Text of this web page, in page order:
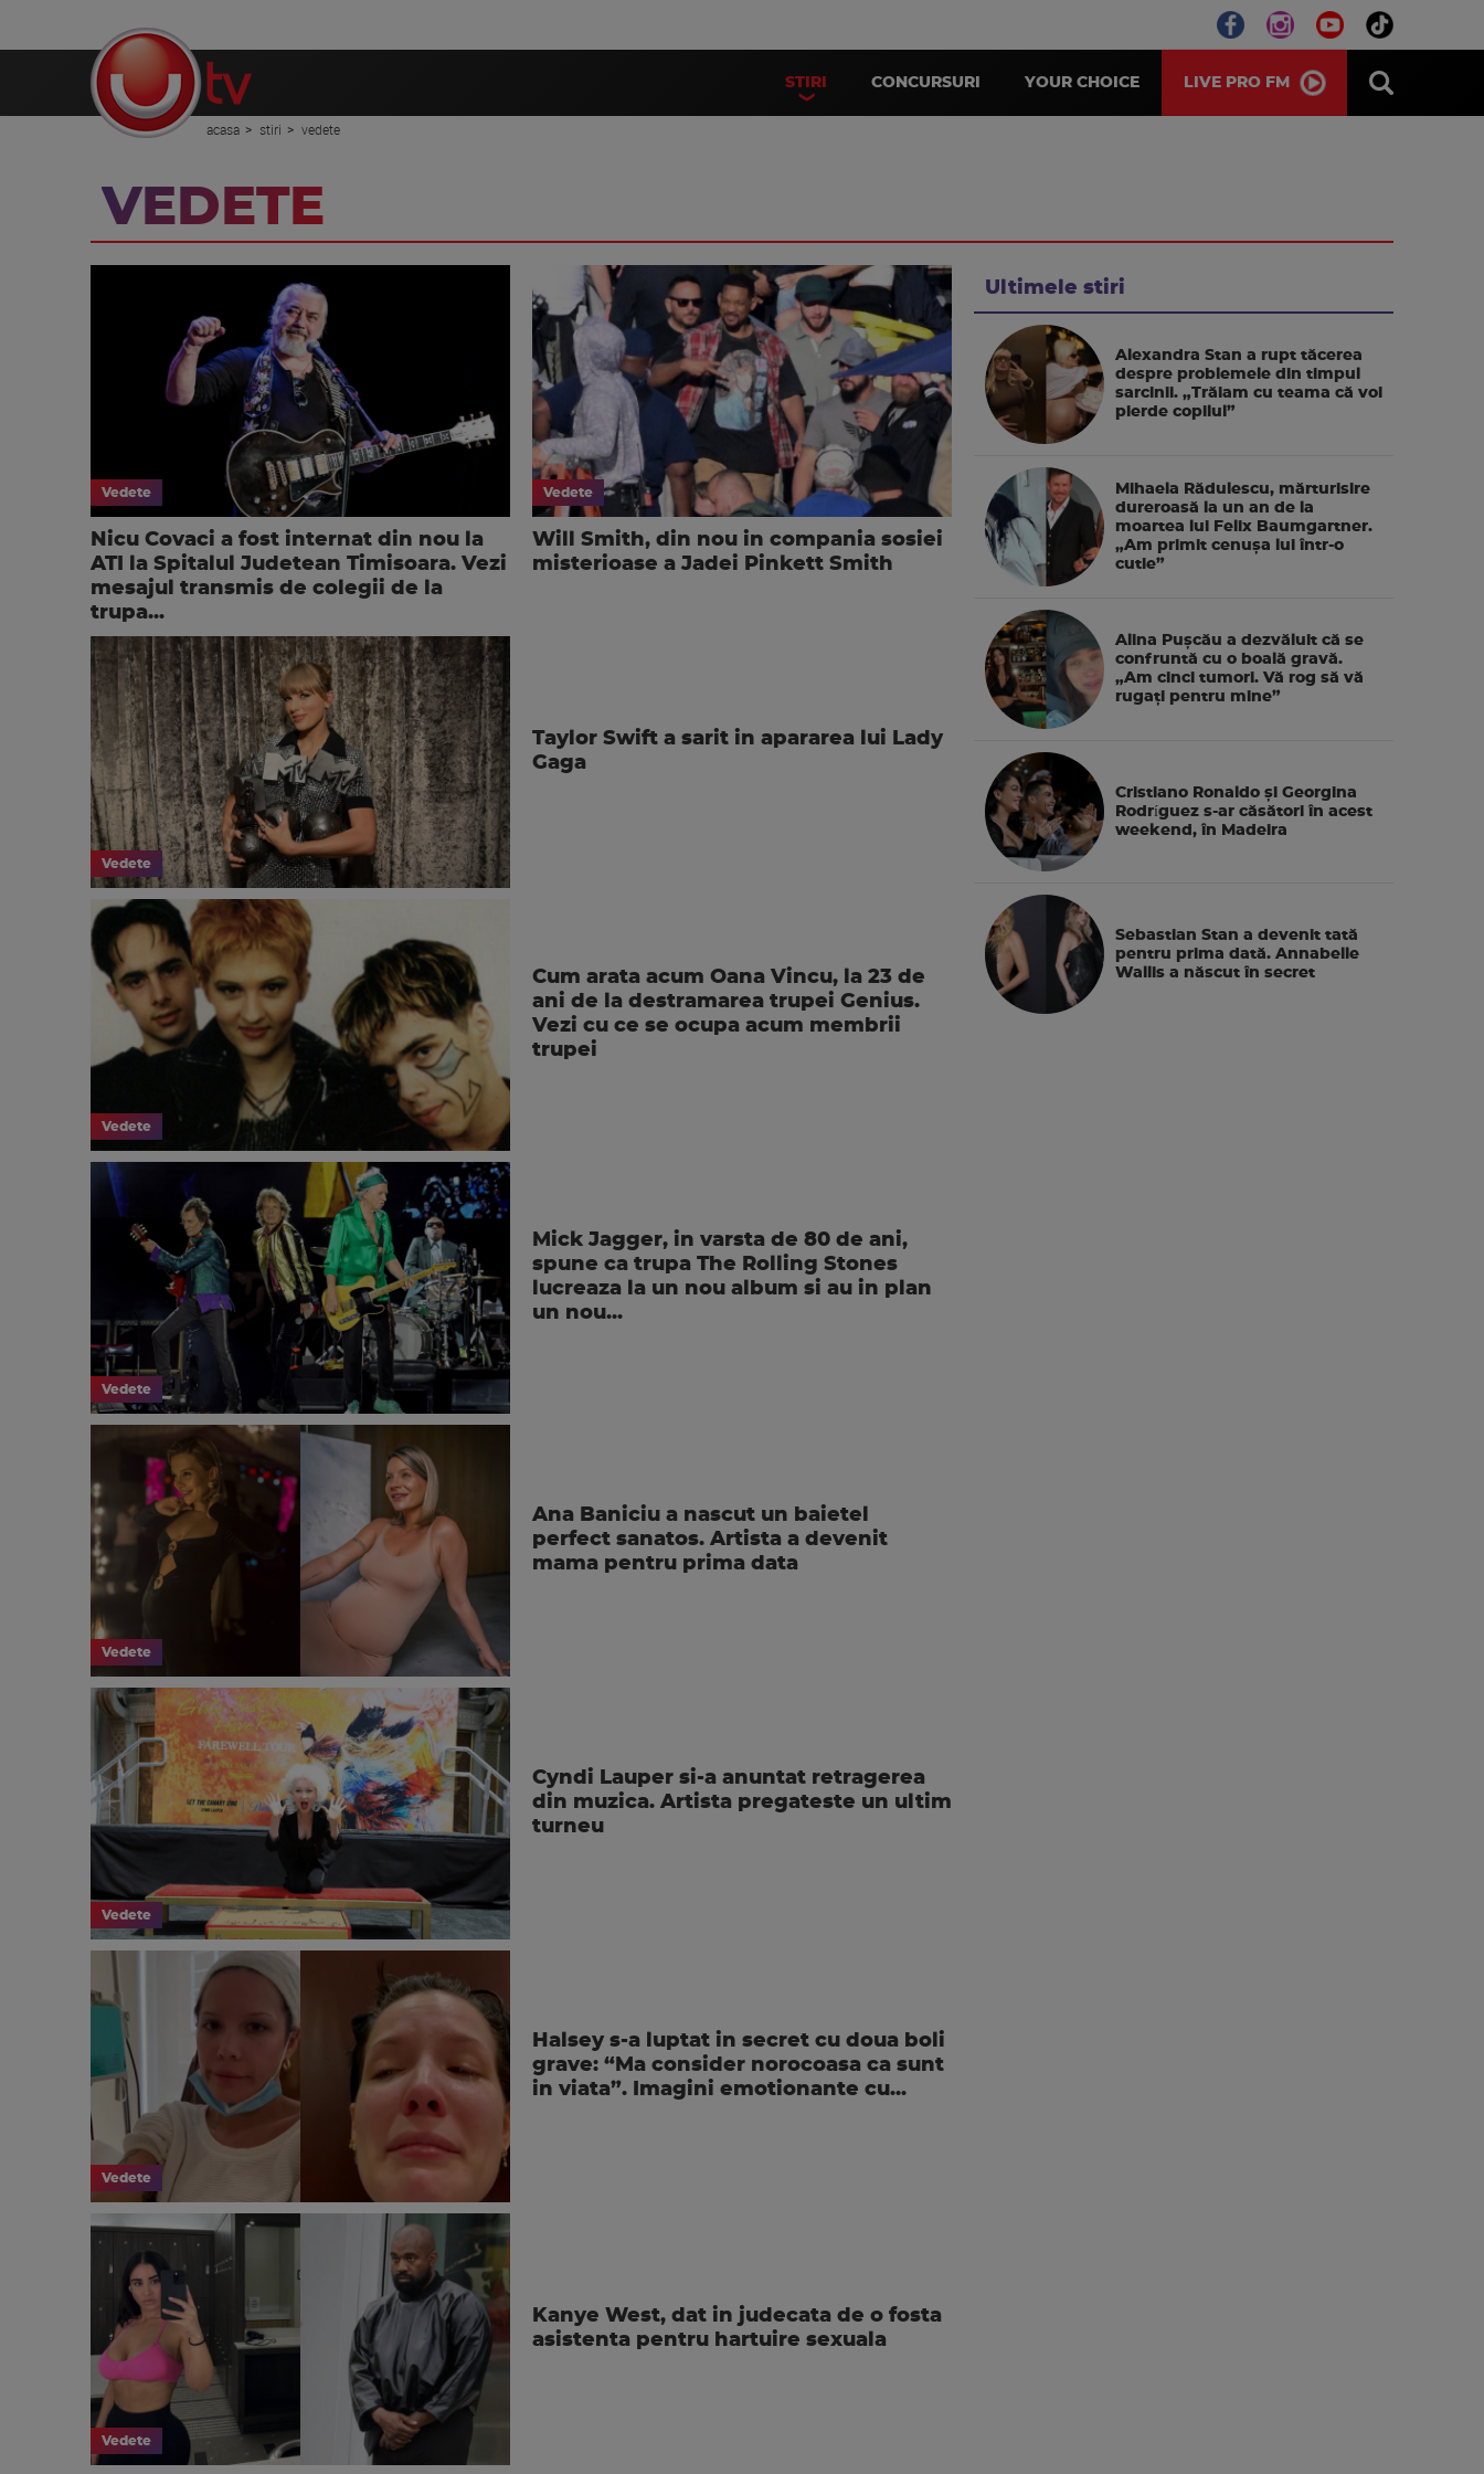
STIRI CONCURSURI YOUR CHOICE LIVE PRO FM
acasa stiri vedete
VEDETE
Vedete
Nicu Covaci a fost internat din nou la
ATI la Spitalul Judetean Timisoara. Vezi
mesajul transmis de colegii de la
trupa...
Vedete
Will Smith, din nou in compania sosiei
misterioase a Jadei Pinkett Smith
Vedete
Taylor Swift a sarit in apararea lui Lady
Gaga
Vedete
Cum arata acum Oana Vincu, la 23 de
ani de la destramarea trupei Genius.
Vezi cu ce se ocupa acum membrii
trupei
Vedete
Mick Jagger, in varsta de 80 de ani,
spune ca trupa The Rolling Stones
lucreaza la un nou album si au in plan
un nou...
Vedete
Ana Baniciu a nascut un baietel
perfect sanatos. Artista a devenit
mama pentru prima data
Vedete
Cyndi Lauper si-a anuntat retragerea
din muzica. Artista pregateste un ultim
turneu
Vedete
Halsey s-a luptat in secret cu doua boli
grave: “Ma consider norocoasa ca sunt
in viata”. Imagini emotionante cu...
Vedete
Kanye West, dat in judecata de o fosta
asistenta pentru hartuire sexuala
Ultimele stiri
Alexandra Stan a rupt tăcerea
despre problemele din timpul
sarcinii. „Trăiam cu teama că voi
pierde copilul”
Mihaela Rădulescu, mărturisire
dureroasă la un an de la
moartea lui Felix Baumgartner.
„Am primit cenușa lui într-o
cutie”
Alina Pușcău a dezvăluit că se
confruntă cu o boală gravă.
„Am cinci tumori. Vă rog să vă
rugați pentru mine”
Cristiano Ronaldo și Georgina
Rodríguez s-ar căsători în acest
weekend, în Madeira
Sebastian Stan a devenit tată
pentru prima dată. Annabelle
Wallis a născut în secret